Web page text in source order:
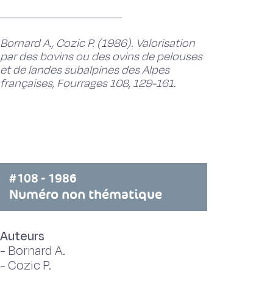
Bornard A., Cozic P. (1986). Valorisation
par des bovins ou des ovins de pelouses
et de landes subalpines des Alpes
françaises, Fourrages 108, 129-161.
#108 - 1986
Numéro non thématique
Auteurs
- Bornard A.
-Cozic P.